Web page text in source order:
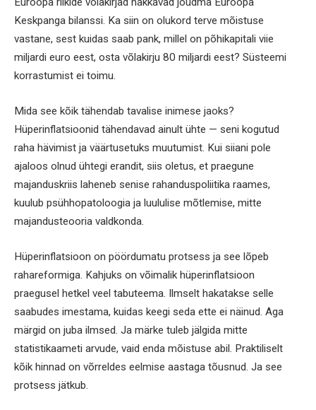
Keskpanga bilanssi. Ka siin on olukord terve mõistuse
vastane, sest kuidas saab pank, millel on põhikapitali viie
miljardi euro eest, osta võlakirju 80 miljardi eest? Süsteemi
korrastumist ei toimu.
Mida see kõik tähendab tavalise inimese jaoks?
Hüperinflatsioonid tähendavad ainult ühte — seni kogutud
raha hävimist ja väärtusetuks muutumist. Kui siiani pole
ajaloos olnud ühtegi erandit, siis oletus, et praegune
majanduskriis laheneb senise rahanduspoliitika raames,
kuulub psühhopatoloogia ja luululise mõtlemise, mitte
majandusteooria valdkonda.
Hüperinflatsioon on pöördumatu protsess ja see lõpeb
rahareformiga. Kahjuks on võimalik hüperinflatsioon
praegusel hetkel veel tabuteema. Ilmselt hakatakse selle
saabudes imestama, kuidas keegi seda ette ei näinud. Aga
märgid on juba ilmsed. Ja märke tuleb jälgida mitte
statistikaameti arvude, vaid enda mõistuse abil. Praktiliselt
kõik hinnad on võrreldes eelmise aastaga tõusnud. Ja see
protsess jätkub.